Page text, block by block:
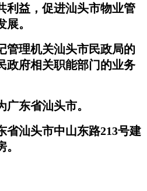
利益，促进汕头市物业管
。
管理机关汕头市民政局的
政府相关职能部门的业务
东省汕头市。
省汕头市中山东路213号建
。